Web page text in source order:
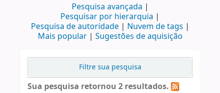
Pesquisa avançada
Pesquisar por hierarquia
Pesquisa de autoridade
Nuvem de tags
Mais popular
Sugestões de aquisição
Filtre sua pesquisa
Sua pesquisa retornou 2 resultados.